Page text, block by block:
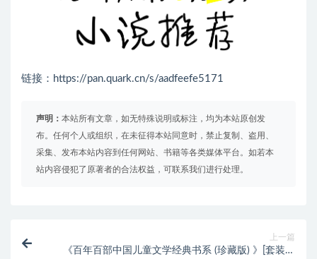
链接：https://pan.quark.cn/s/aadfeefe5171
声明： 本站所有文章，如无特殊说明或标注，均为本站原创发
布。任何个人或组织，在未征得本站同意时，禁止复制、盗用、
采集、发布本站内容到任何网站、书籍等各类媒体平台。如若本
站内容侵犯了原著者的合法权益，可联系我们进行处理。
上一篇
《百年百部中国儿童文学经典书系 (珍藏版) 》[套装共